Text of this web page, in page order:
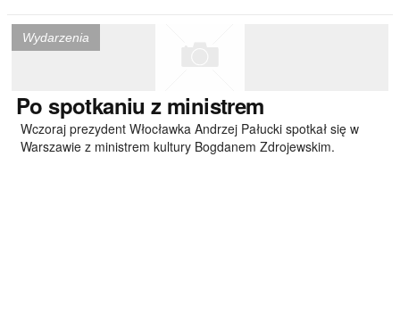
Wydarzenia
Po spotkaniu z ministrem
Wczoraj prezydent Włocławka Andrzej Pałucki spotkał się w
Warszawie z ministrem kultury Bogdanem Zdrojewskim.